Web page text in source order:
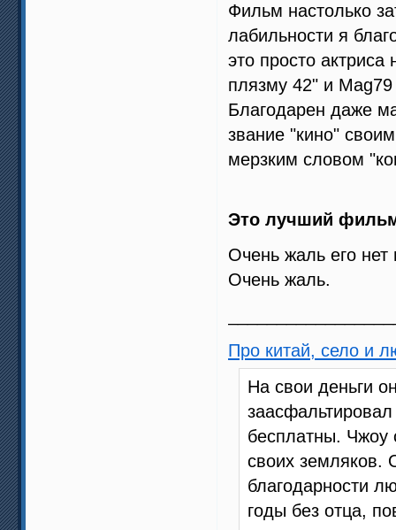
Фильм настолько
лабильности я
это просто
плязму 42" и
Благодарен даже
звание "кино"
мерзким словом
Это лучший
Очень жаль его нет
Очень жаль.
Про китай, село и
На свои деньги
бесплатны. Чжоу
своих земляков.
благодарности
годы без отца,